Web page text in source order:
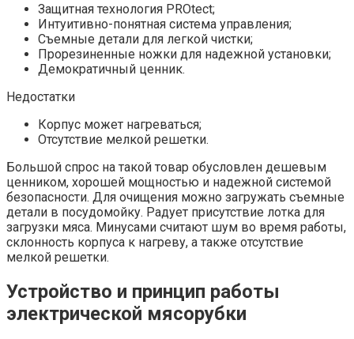
Защитная технология PROtect;
Интуитивно-понятная система управления;
Съемные детали для легкой чистки;
Прорезиненные ножки для надежной установки;
Демократичный ценник.
Недостатки
Корпус может нагреваться;
Отсутствие мелкой решетки.
Большой спрос на такой товар обусловлен дешевым
ценником, хорошей мощностью и надежной системой
безопасности. Для очищения можно загружать съемные
детали в посудомойку. Радует присутствие лотка для
загрузки мяса. Минусами считают шум во время работы,
склонность корпуса к нагреву, а также отсутствие
мелкой решетки.
Устройство и принцип работы
электрической мясорубки